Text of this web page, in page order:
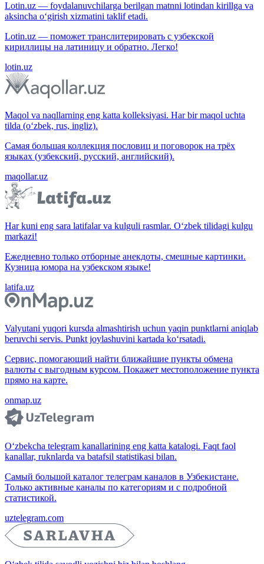
Lotin.uz — foydalanuvchilarga berilgan matnni lotindan kirillga va
aksincha o‘girish xizmatini taklif etadi.
Lotin.uz — поможет транслитерировать с узбекской
кириллицы на латиницу и обратно. Легко!
lotin.uz
Maqol va naqllarning eng katta kolleksiyasi. Har bir maqol uchta
tilda (o‘zbek, rus, ingliz).
Самая большая коллекция пословиц и поговорок на трёх
языках (узбекский, русский, английский).
maqollar.uz
Har kuni eng sara latifalar va kulguli rasmlar. O‘zbek tilidagi kulgu
markazi!
Ежедневно только отборные анекдоты, смешные картинки.
Кузница юмора на узбекском языке!
latifa.uz
Valyutani yuqori kursda almashtirish uchun yaqin punktlarni aniqlab
beruvchi servis. Punkt joylashuvini kartada ko‘rsatadi.
Сервис, помогающий найти ближайшие пункты обмена
валюты с выгодным курсом. Покажет местоположение пункта
прямо на карте.
onmap.uz
O‘zbekcha telegram kanallarining eng katta katalogi. Faqt faol
kanallar, ruknlarda va batafsil statistikasi bilan.
Самый большой каталог телеграм каналов в Узбекистане.
Только активные каналы по категориям и с подробной
статистикой.
uztelegram.com